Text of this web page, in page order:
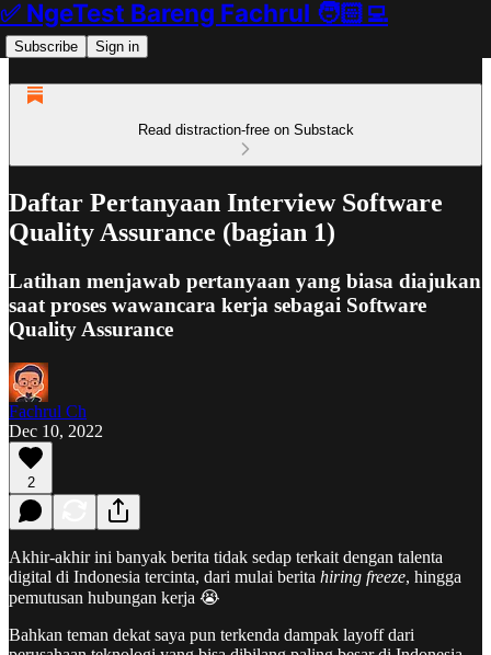
✅ NgeTest Bareng Fachrul 🧑🏻‍💻
Subscribe Sign in
Read distraction-free on Substack
Daftar Pertanyaan Interview Software
Quality Assurance (bagian 1)
Latihan menjawab pertanyaan yang biasa diajukan
saat proses wawancara kerja sebagai Software
Quality Assurance
Fachrul Ch
Dec 10, 2022
2
Akhir-akhir ini banyak berita tidak sedap terkait dengan talenta
digital di Indonesia tercinta, dari mulai berita hiring freeze, hingga
pemutusan hubungan kerja 😭
Bahkan teman dekat saya pun terkenda dampak layoff dari